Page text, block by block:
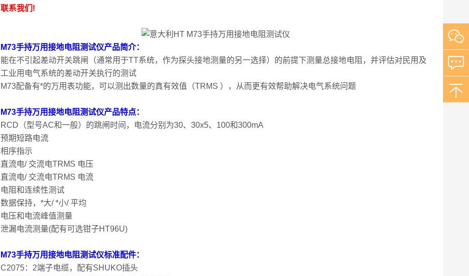
联系我们!
M73手持万用接地电阻测试仪产品简介：
能在不引起差动开关跳闸（通常用于TT系统，作为探头接地测量的另一选择）的前提下测量总接地电阻，并评估对民用及
工业用电气系统的差动开关执行的测试
M73配备有*的万用表功能，可以测出数量的真有效值（TRMS ），从而更有效帮助解决电气系统问题
M73手持万用接地电阻测试仪产品特点：
RCD（型号AC和一般）的跳闸时间，电流分别为30、30x5、100和300mA
预期短路电流
相序指示
直流电/ 交流电TRMS 电压
直流电/ 交流电TRMS 电流
电阻和连续性测试
数据保持，*大/ *小/ 平均
电压和电流峰值测量
泄漏电流测量(配有可选钳子HT96U)
M73手持万用接地电阻测试仪标准配件：
C2075：2端子电缆，配有SHUKO插头